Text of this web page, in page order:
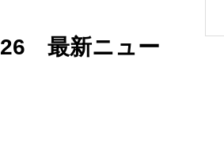
最新ニュー